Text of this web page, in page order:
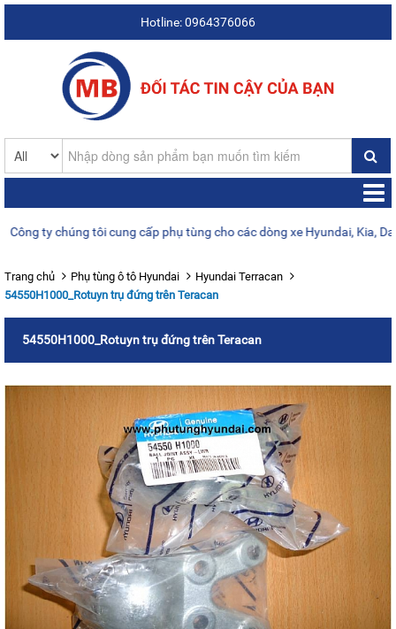
Hotline: 0964376066
ty chúng tôi cung cấp phụ tùng cho các dòng xe Hyundai, Kia,
Trang chủ Phụ tùng ô tô Hyundai
Hyundai Terracan
54550H1000_Rotuyn trụ đứng trên Teracan
54550H1000_Rotuyn trụ đứng trên Teracan